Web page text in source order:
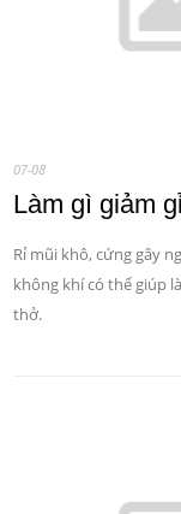
07-08
Làm gì giảm
Rỉ mũi khô, cứng gây
không khí có thể giúp
thở.